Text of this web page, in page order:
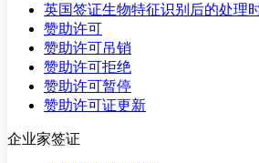
英国签证生物特征识别后的处理
赞助许可
赞助许可吊销
赞助许可拒绝
赞助许可暂停
赞助许可证更新
企业家签证